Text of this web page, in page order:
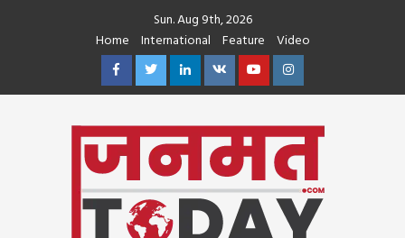
Sun. Aug 9th, 2026
Home
International Feature
Video
FacebookTwitterLinkedin
VK YoutubeInstagram